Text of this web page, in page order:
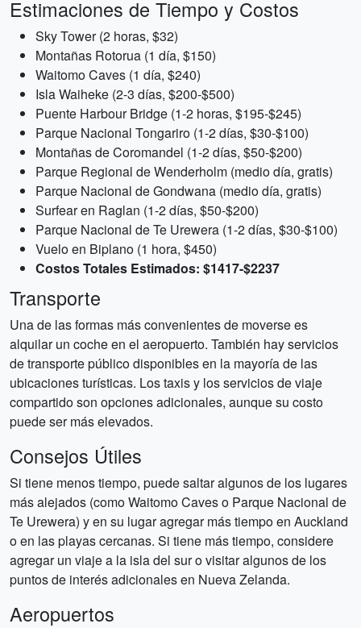
Estimaciones de Tiempo y Costos
Sky Tower (2 horas, $32)
Montañas Rotorua (1 día, $150)
Waitomo Caves (1 día, $240)
Isla Waiheke (2-3 días, $200-$500)
Puente Harbour Bridge (1-2 horas, $195-$245)
Parque Nacional Tongariro (1-2 días, $30-$100)
Montañas de Coromandel (1-2 días, $50-$200)
Parque Regional de Wenderholm (medio día, gratis)
Parque Nacional de Gondwana (medio día, gratis)
Surfear en Raglan (1-2 días, $50-$200)
Parque Nacional de Te Urewera (1-2 días, $30-$100)
Vuelo en Biplano (1 hora, $450)
Costos Totales Estimados: $1417-$2237
Transporte
Una de las formas más convenientes de moverse es
alquilar un coche en el aeropuerto. También hay servicios
de transporte público disponibles en la mayoría de las
ubicaciones turísticas. Los taxis y los servicios de viaje
compartido son opciones adicionales, aunque su costo
puede ser más elevados.
Consejos Útiles
Si tiene menos tiempo, puede saltar algunos de los lugares
más alejados (como Waitomo Caves o Parque Nacional de
Te Urewera) y en su lugar agregar más tiempo en Auckland
o en las playas cercanas. Si tiene más tiempo, considere
agregar un viaje a la isla del sur o visitar algunos de los
puntos de interés adicionales en Nueva Zelanda.
Aeropuertos